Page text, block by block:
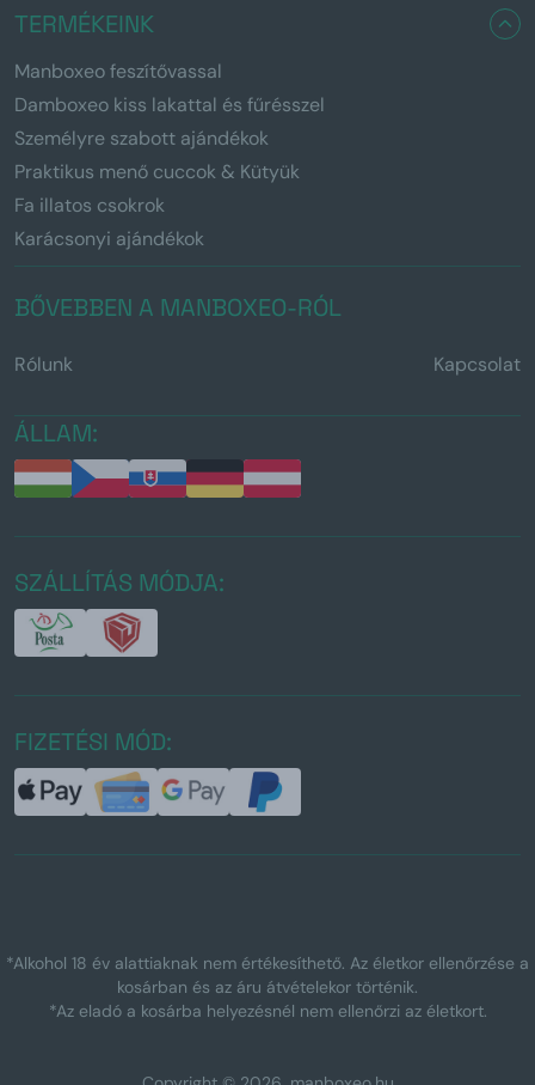
TERMÉKEINK
Manboxeo feszítővassal
Damboxeo kiss lakattal és fűrésszel
Személyre szabott ajándékok
Praktikus menő cuccok & Kütyük
Fa illatos csokrok
Karácsonyi ajándékok
BŐVEBBEN A MANBOXEO-RÓL
Rólunk Kapcsolat
ÁLLAM:
SZÁLLÍTÁS MÓDJA:
FIZETÉSI MÓD:
*Alkohol 18 év alattiaknak nem értékesíthető. Az életkor ellenőrzése a
kosárban és az áru átvételekor történik.
*Az eladó a kosárba helyezésnél nem ellenőrzi az életkort.